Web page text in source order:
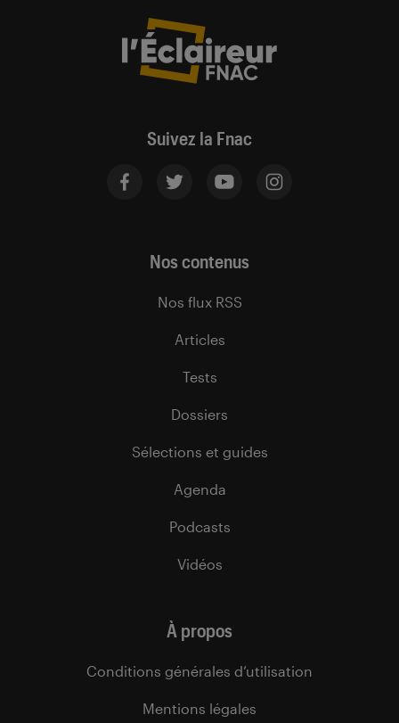
Suivez la Fnac
Nos contenus
Nos flux RSS
Articles
Tests
Dossiers
Sélections et guides
Agenda
Podcasts
Vidéos
À propos
Conditions générales d’utilisation
Mentions légales